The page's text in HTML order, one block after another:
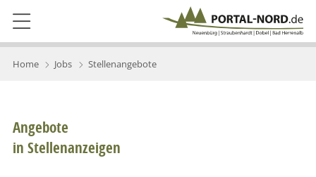
Home Jobs Stellenangebote
Angebote
in Stellenanzeigen